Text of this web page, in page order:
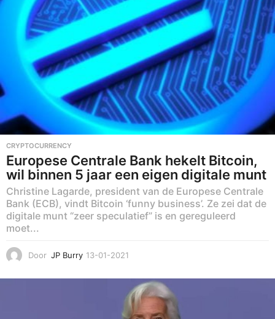
CRYPTOCURRENCY
Europese Centrale Bank hekelt Bitcoin,
wil binnen 5 jaar een eigen digitale munt
Christine Lagarde, president van de Europese Centrale
Bank (ECB), vindt Bitcoin ‘funny business’. Ze zei dat de
digitale munt “zeer speculatief” is en gereguleerd
moet...
Door JP Burry 13-01-2021
-
0
1
-